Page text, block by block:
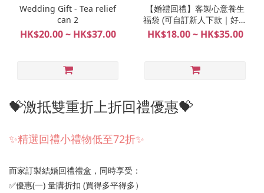
Wedding Gift - Tea relief
can 2
HK$20.00 ~ HK$37.00
【婚禮回禮】客製心意養生
福袋 (可自訂新人下款｜好日
子｜心意句子) #福袋可重用
#環保又實用 滿$1000 全港
HK$18.00 ~ HK$35.00
💝激抵雙重折上折回禮優惠💝
✨精選回禮小禮物低至72折✨
而家訂製結婚回禮禮盒，同時享受：
✅優惠(一) 量購折扣 (買得多平得多）